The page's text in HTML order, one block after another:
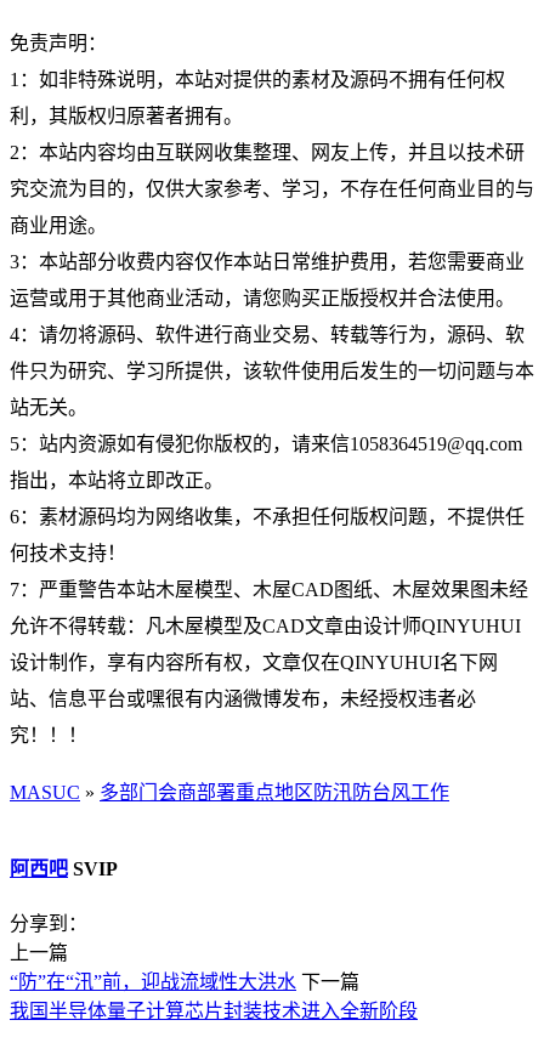
免责声明：
1：如非特殊说明，本站对提供的素材及源码不拥有任何权
利，其版权归原著者拥有。
2：本站内容均由互联网收集整理、网友上传，并且以技术研
究交流为目的，仅供大家参考、学习，不存在任何商业目的与
商业用途。
3：本站部分收费内容仅作本站日常维护费用，若您需要商业
运营或用于其他商业活动，请您购买正版授权并合法使用。
4：请勿将源码、软件进行商业交易、转载等行为，源码、软
件只为研究、学习所提供，该软件使用后发生的一切问题与本
站无关。
5：站内资源如有侵犯你版权的，请来信1058364519@qq.com
指出，本站将立即改正。
6：素材源码均为网络收集，不承担任何版权问题，不提供任
何技术支持！
7：严重警告本站木屋模型、木屋CAD图纸、木屋效果图未经
允许不得转载：凡木屋模型及CAD文章由设计师QINYUHUI
设计制作，享有内容所有权，文章仅在QINYUHUI名下网
站、信息平台或嘿很有内涵微博发布，未经授权违者必
究！！！
MASUC » 多部门会商部署重点地区防汛防台风工作
阿西吧 SVIP
分享到：
上一篇
“防”在“汛”前，迎战流域性大洪水 下一篇
我国半导体量子计算芯片封装技术进入全新阶段